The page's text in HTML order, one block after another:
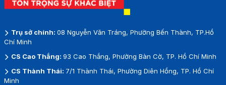
Trụ sở chính: 08 Nguyễn Văn Tráng, Phường Bến Thành, TP.Hồ
Chí Minh
CS Cao Thắng: 93 Cao Thắng, Phường Bàn Cờ, TP. Hồ Chí Minh
CS Thành Thái: 7/1 Thành Thái, Phường Diên Hồng, TP. Hồ Chí
Minh